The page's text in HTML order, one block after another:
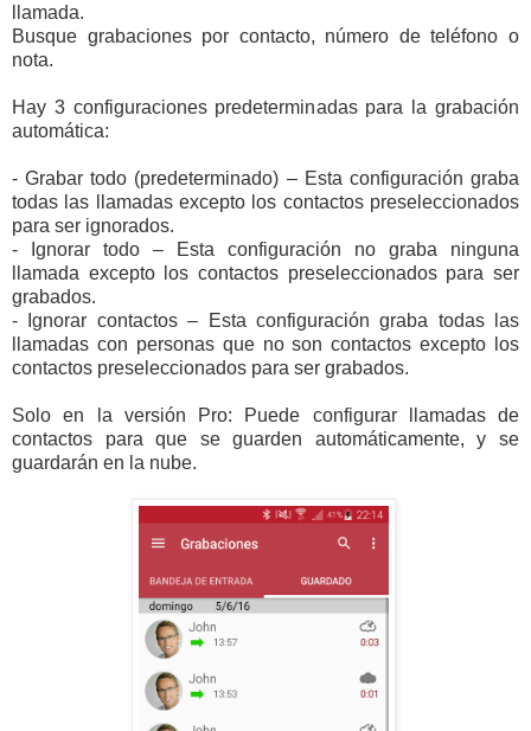
llamada.
Busque grabaciones por contacto, número de teléfono o
nota.
Hay 3 configuraciones predeterminadas para la grabación
automática:
- Grabar todo (predeterminado) – Esta configuración graba
todas las llamadas excepto los contactos preseleccionados
para ser ignorados.
- Ignorar todo – Esta configuración no graba ninguna
llamada excepto los contactos preseleccionados para ser
grabados.
- Ignorar contactos – Esta configuración graba todas las
llamadas con personas que no son contactos excepto los
contactos preseleccionados para ser grabados.
Solo en la versión Pro: Puede configurar llamadas de
contactos para que se guarden automáticamente, y se
guardarán en la nube.